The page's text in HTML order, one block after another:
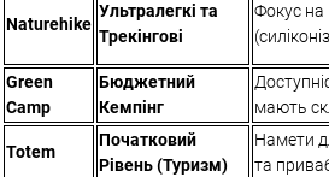
Naturehike
Ультралегкі та
Трекінгові
Фокус на
Green
Camp
Бюджетний
Кемпінг
мають
Totem
Початковий
Рівень (Туризм)
Намети
та